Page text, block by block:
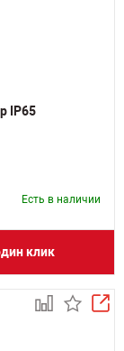
IP65
Есть в наличии
клик